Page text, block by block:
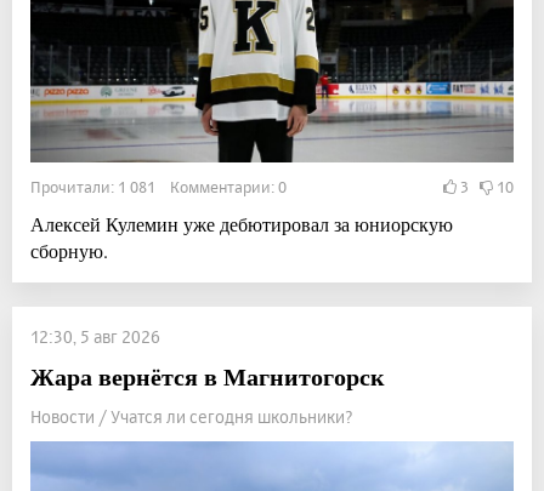
Прочитали: 1 081 Комментарии: 0 3 10
Алексей Кулемин уже дебютировал за юниорскую
сборную.
12:30, 5 авг 2026
Жара вернётся в Магнитогорск
Новости / Учатся ли сегодня школьники?